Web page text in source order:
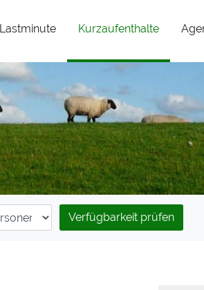
Lastminute Kurzaufenthalte(current)
Verfügbarkeit prüfen